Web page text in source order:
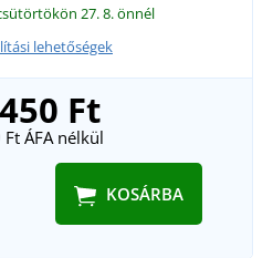
27. 8.önnél
lehetőségek
Ft
FtÁFA nélkül
KOSÁRBA